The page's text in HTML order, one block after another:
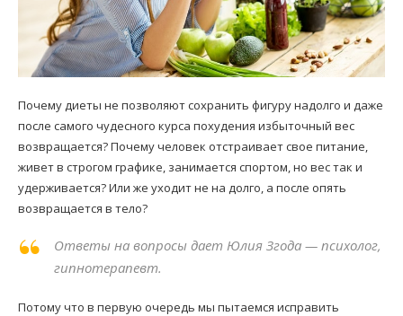
Почему диеты не позволяют сохранить фигуру надолго и даже
после самого чудесного курса похудения избыточный вес
возвращается? Почему человек отстраивает свое питание,
живет в строгом графике, занимается спортом, но вес так и
удерживается? Или же уходит не на долго, а после опять
возвращается в тело?
Ответы на вопросы дает Юлия Згода — психолог,
гипнотерапевт.
Потому что в первую очередь мы пытаемся исправить